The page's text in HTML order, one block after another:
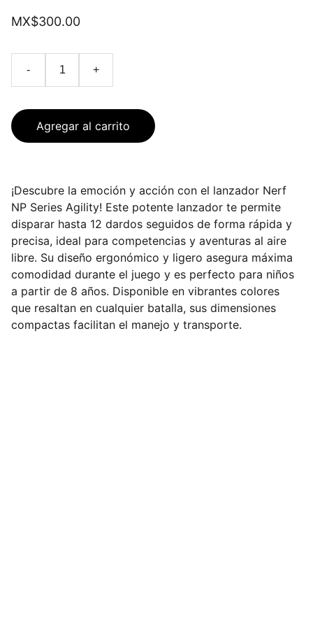
MX$300.00
- +
Agregar al carrito
¡Descubre la emoción y acción con el lanzador Nerf
NP Series Agility! Este potente lanzador te permite
disparar hasta 12 dardos seguidos de forma rápida y
precisa, ideal para competencias y aventuras al aire
libre. Su diseño ergonómico y ligero asegura máxima
comodidad durante el juego y es perfecto para niños
a partir de 8 años. Disponible en vibrantes colores
que resaltan en cualquier batalla, sus dimensiones
compactas facilitan el manejo y transporte.